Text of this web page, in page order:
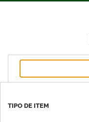
TIPO DE ITEM